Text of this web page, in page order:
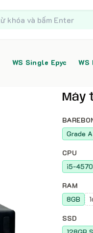
WS Single Epyc WS
Máy
Grade A
CPU
i5-
RAM
8GB
SSD